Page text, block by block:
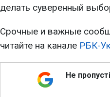
делать суверенный
Срочные и важные
читайте на канале РБК-
Не